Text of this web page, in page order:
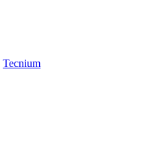
Tecnium